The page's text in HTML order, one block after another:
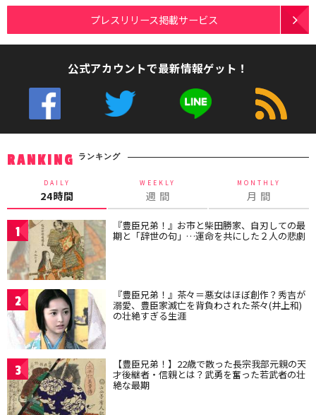
プレスリリース掲載サービス
公式アカウントで最新情報ゲット！
RANKING ランキング
DAILY
24時間
WEEKLY
週 間
MONTHLY
月 間
1 『豊臣兄弟！』お市と柴田勝家、自刃しての最
期と「辞世の句」…運命を共にした２人の悲劇
2 『豊臣兄弟！』茶々＝悪女はほぼ創作？秀吉が
溺愛、豊臣家滅亡を背負わされた茶々(井上和)
の壮絶すぎる生涯
3 【豊臣兄弟！】22歳で散った長宗我部元親の天
才後継者・信親とは？武勇を奮った若武者の壮
絶な最期